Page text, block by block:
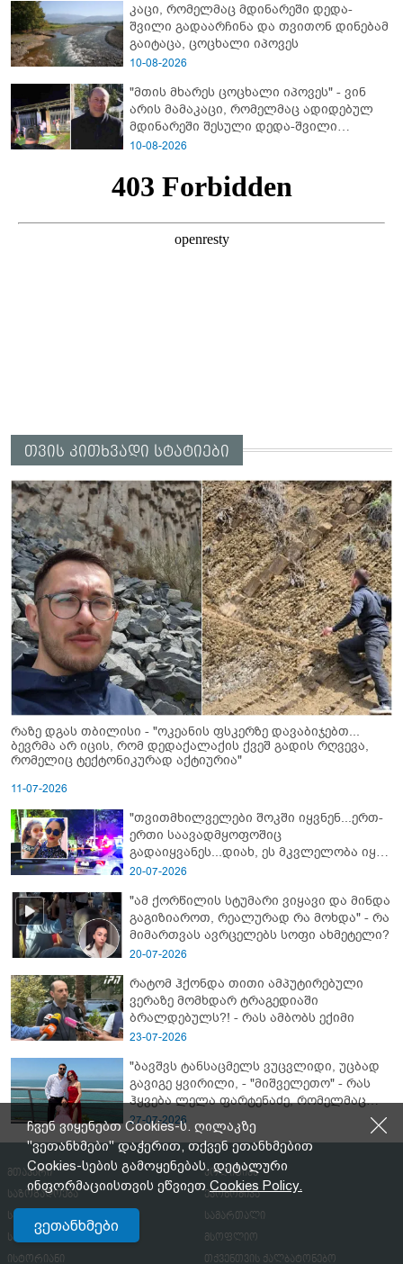
კაცი, რომელმაც მდინარეში დედა-
შვილი გადაარჩინა და თვითონ დინებამ
გაიტაცა, ცოცხალი იპოვეს
10-08-2026
"მთის მხარეს ცოცხალი იპოვეს" - ვინ
არის მამაკაცი, რომელმაც ადიდებულ
მდინარეში შესული დედა-შვილი
გადაარჩინა
10-08-2026
თვის კითხვადი სტატიები
რაზე დგას თბილისი - "ოკეანის ფსკერზე დავაბიჯებთ...
ბევრმა არ იცის, რომ დედაქალაქის ქვეშ გადის რღვევა,
რომელიც ტექტონიკურად აქტიურია"
11-07-2026
"თვითმხილველები შოკში იყვნენ...ერთ-
ერთი საავადმყოფოშიც
გადაიყვანეს...დიახ, ეს მკვლელობა იყო"
- გორში დატრიალებული ტრაგედიის
20-07-2026
"ამ ქორწილის სტუმარი ვიყავი და მინდა
გაგიზიაროთ, რეალურად რა მოხდა" - რა
მიმართვას ავრცელებს სოფი ახმეტელი?
20-07-2026
რატომ ჰქონდა თითი ამპუტირებული
ვერაზე მომხდარ ტრაგედიაში
ბრალდებულს?! - რას ამბობს ექიმი
23-07-2026
"ბავშვს ტანსაცმელს ვუცვლიდი, უცბად
გავიგე ყვირილი, - "მიშველეთო" - რას
ჰყვება ლელა ფარტენაძე, რომელმაც
ბათუმში 16 წლის ბიჭი ზღვაში
დახრჩობას გადაარჩინა
27-07-2026
მთავარი
პოლიტიკა
საზოგადოება
ეკონომიკა
სამხედრო
სამართალი
სპორტი
მსოფლიო
ისტორიანი
თქვენთვის ქალბატონებო
ჩვენ ვიყენებთ Cookies-ს. ღილაკზე
"ვეთანხმები" დაჭერით, თქვენ ეთანხმებით
Cookies-სების გამოყენებას. დეტალური
ინფორმაციისთვის ეწვიეთ Cookies Policy.
ვეთანხმები